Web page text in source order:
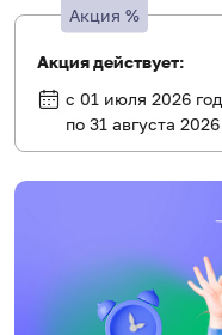
Акция %
Акция действует:
с 01 июля 2026
по 31 августа 2026